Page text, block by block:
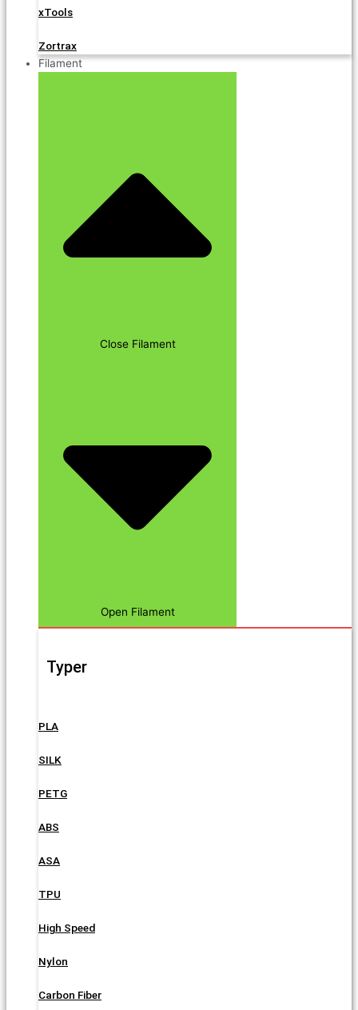
xTools
Zortrax
Filament
Close Filament
Open Filament
Typer
PLA
SILK
PETG
ABS
ASA
TPU
High Speed
Nylon
Carbon Fiber